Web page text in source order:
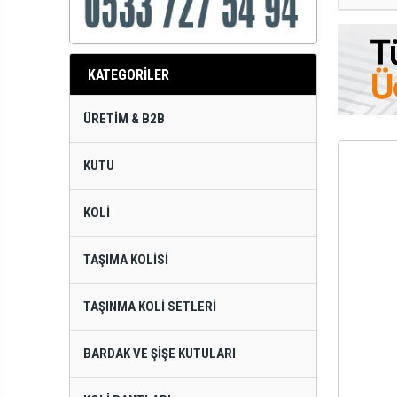
KATEGORİLER
ÜRETIM & B2B
KUTU
KOLI
TAŞIMA KOLISI
TAŞINMA KOLI SETLERI
BARDAK VE ŞIŞE KUTULARI